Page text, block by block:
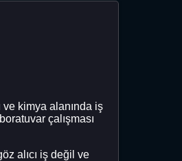
kimya alanında iş
çalışması
alıcı iş değil ve